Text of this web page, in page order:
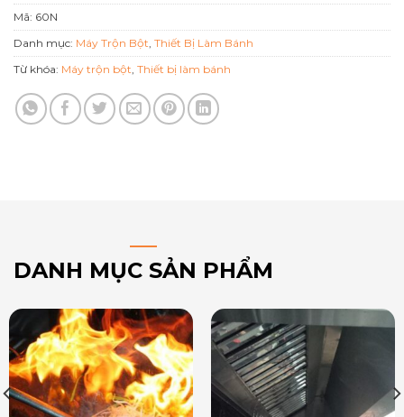
Mã: 60N
Danh mục: Máy Trộn Bột Thiết Bị Làm Bánh
Từ khóa: Máy trộn bột Thiết bị làm bánh
DANH MỤC SẢN PHẨM